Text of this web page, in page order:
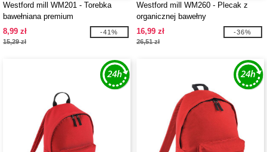
Westford mill WM201 - Torebka
bawełniana premium
8,99 zł
15,29 zł
-41%
Westford mill WM260 - Plecak z
organicznej bawełny
16,99 zł
26,51 zł
-36%